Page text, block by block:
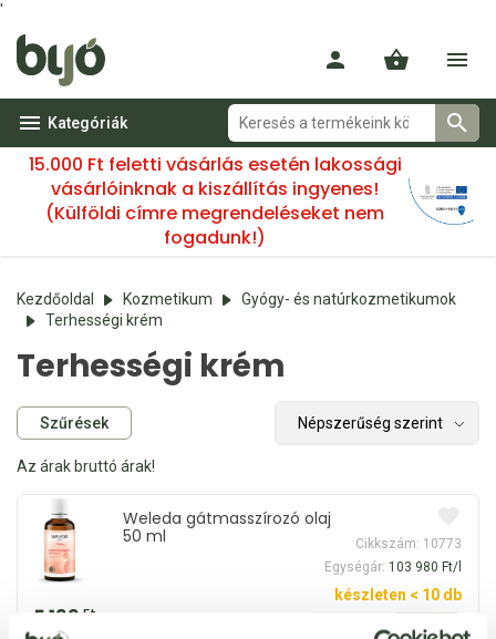
'
Kategóriák
15.000 Ft feletti vásárlás esetén lakossági
vásárlóinknak a kiszállítás ingyenes!
(Külföldi címre megrendeléseket nem
fogadunk!)
Kezdőoldal Kozmetikum
Gyógy- és natúrkozmetikumok
Terhességi krém
Terhességi krém
Szűrések
Az árak bruttó árak!
Weleda gátmasszírozó olaj
50 ml
Cikkszám: 10773
Egységár: 103 980 Ft/l
5 199 Ft
készleten < 10 db
db